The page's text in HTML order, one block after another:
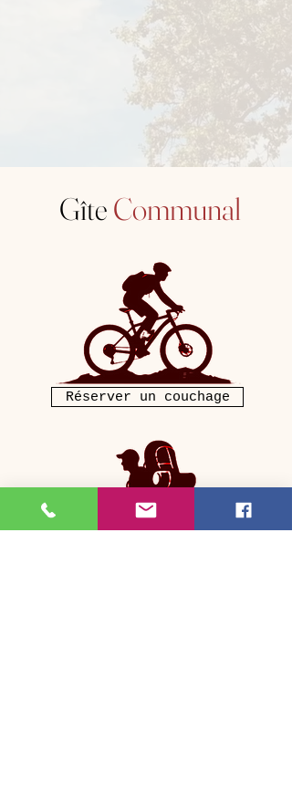
GîteCommunal
Réserver un couchage